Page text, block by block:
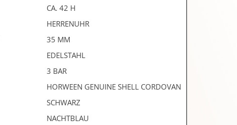
CA. 42 H
HERRENUHR
35 MM
EDELSTAHL
3 BAR
HORWEEN GENUINE SHELL CORDOVAN
SCHWARZ
NACHTBLAU